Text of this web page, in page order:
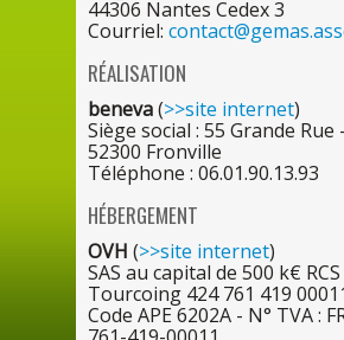
44306 Nantes Cedex 3
Courriel:
RÉALISATION
beneva(>>site internet)
Siège social : 55 Grande Rue -
52300 Fronville
Téléphone : 06.01.90.13.93
HÉBERGEMENT
OVH (>>site internet)
SAS au capital de 500 k€
Tourcoing 424761 419
Code APE 6202A - N° TVA :